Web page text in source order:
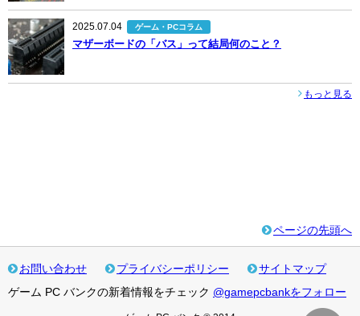
2025.07.04 ゲーム・PCコラム
マザーボードの「バス」って結局何のこと？
もっと見る
ページの先頭へ
お問い合わせ プライバシーポリシー
サイトマップ
ゲーム PC バンクの新着情報をチェック @gamepcbankをフォロー